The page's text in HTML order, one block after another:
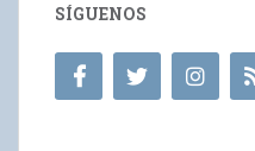
SÍGUENOS